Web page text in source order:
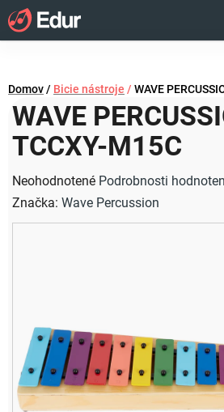
Prejsť
na
obsah
Domov/ Bicie nástroje / WAVE
WAVE
TCCXY-M15C
Priemerné
hodnotenie
produktu
hviezdičiek.
Neohodnotené Podrobnosti
Značka: Wave Percussion